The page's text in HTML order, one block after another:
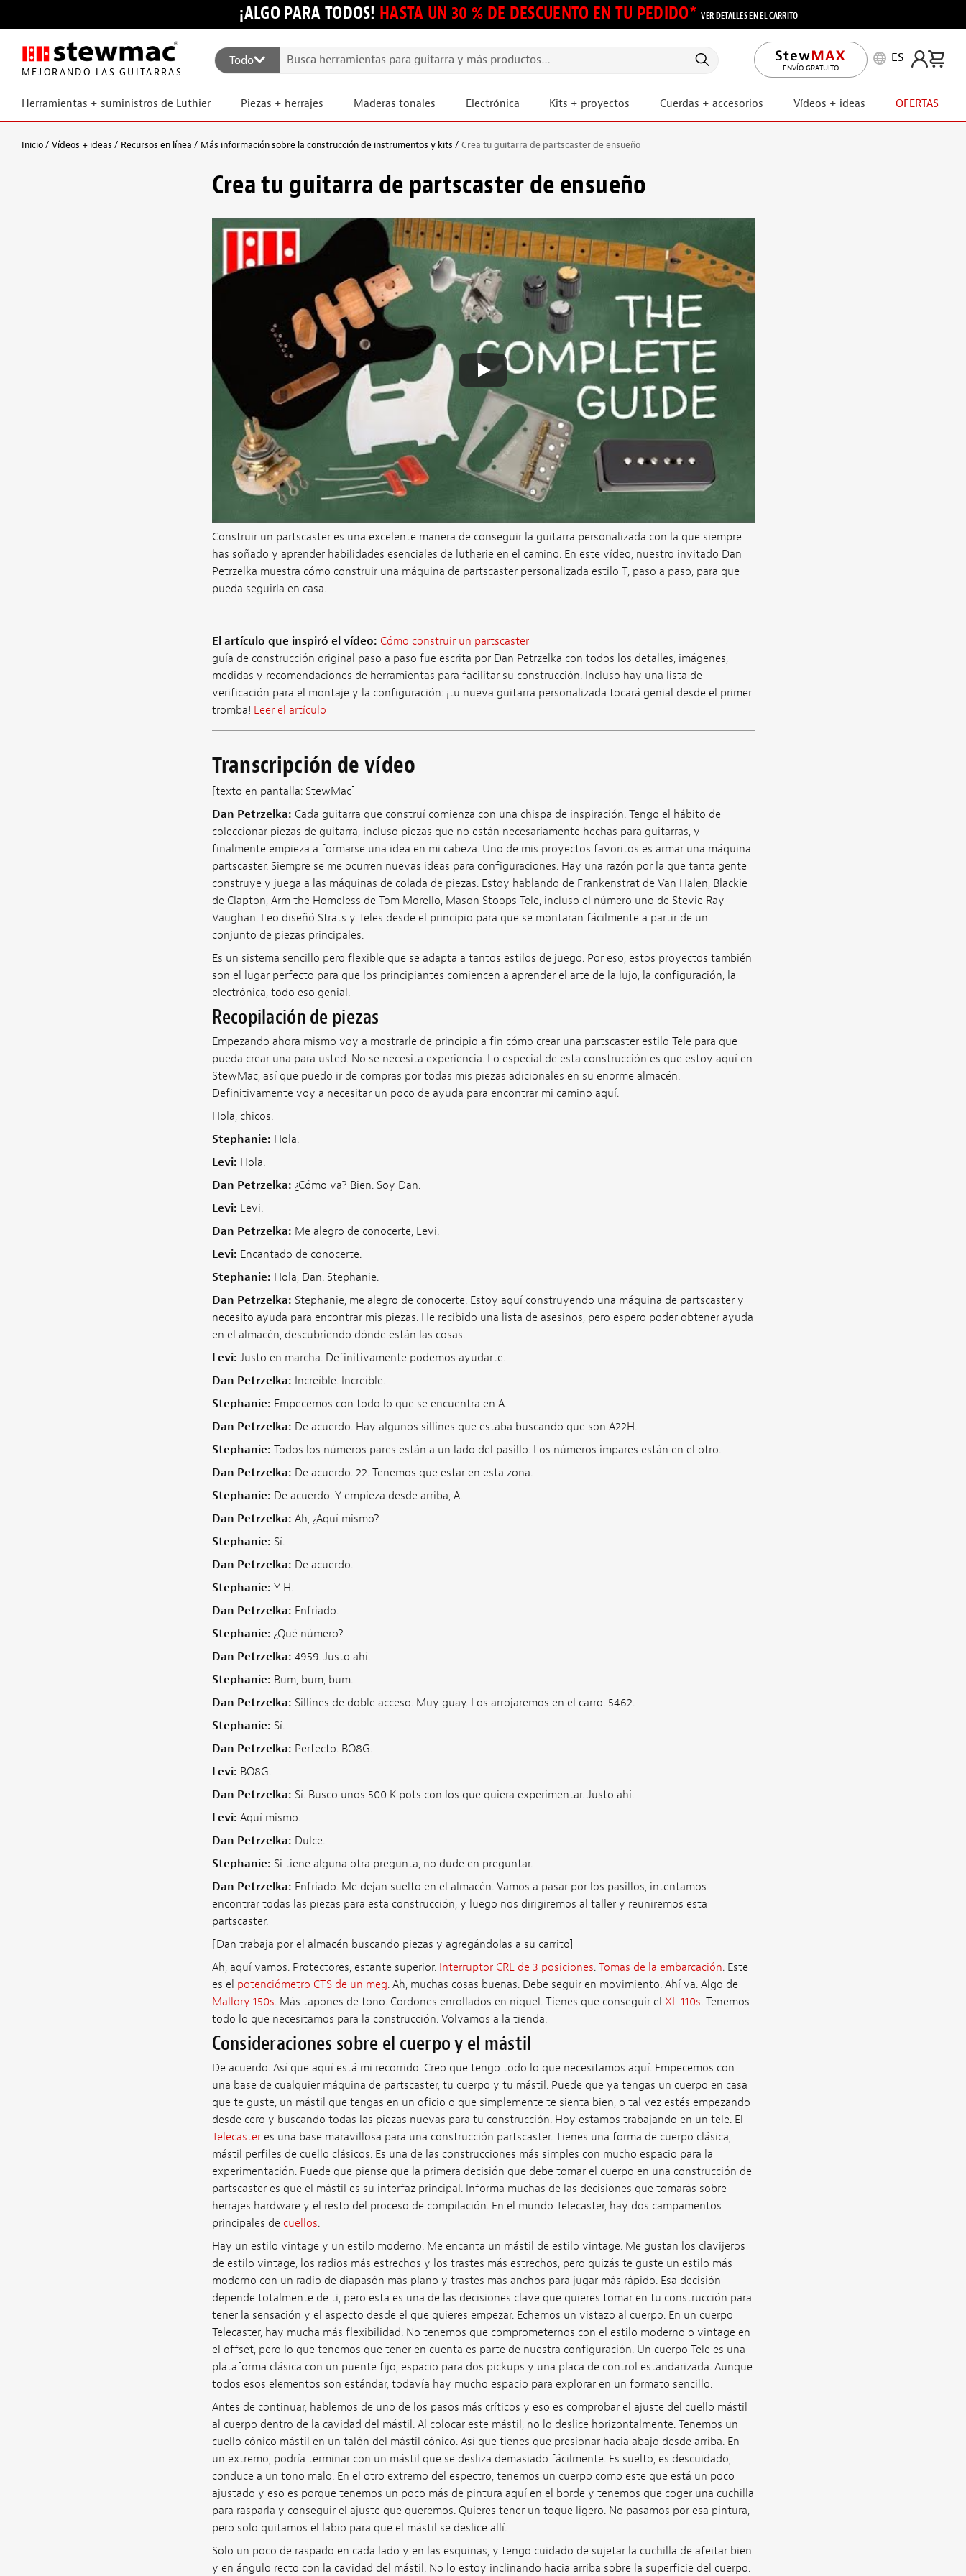
¡ALGO PARA TODOS! HASTA UN 30 % DE DESCUENTO EN TU PEDIDO*VER DETALLES EN EL CARRITO
MEJORANDO LAS GUITARRAS
Todo
ENVÍO GRATUITO
ES
Herramientas + suministros de Luthier Piezas + herrajes Maderas tonales Electrónica Kits + proyectos Cuerdas + accesorios Vídeos + ideas OFERTAS
Inicio Vídeos + ideas Recursos en línea Más información sobre la construcción de instrumentos y kits Crea tu guitarra de partscaster de ensueño
Crea tu guitarra de partscaster de ensueño
Construir un partscaster es una excelente manera de conseguir la guitarra personalizada con la que siempre
has soñado y aprender habilidades esenciales de lutherie en el camino. En este vídeo, nuestro invitado Dan
Petrzelka muestra cómo construir una máquina de partscaster personalizada estilo T, paso a paso, para que
pueda seguirla en casa.
El artículo que inspiró el vídeo: Cómo construir un partscaster
guía de construcción original paso a paso fue escrita por Dan Petrzelka con todos los detalles, imágenes,
medidas y recomendaciones de herramientas para facilitar su construcción. Incluso hay una lista de
verificación para el montaje y la configuración: ¡tu nueva guitarra personalizada tocará genial desde el primer
tromba! Leer el artículo
Transcripción de vídeo
[texto en pantalla: StewMac]
Dan Petrzelka: Cada guitarra que construí comienza con una chispa de inspiración. Tengo el hábito de
coleccionar piezas de guitarra, incluso piezas que no están necesariamente hechas para guitarras, y
finalmente empieza a formarse una idea en mi cabeza. Uno de mis proyectos favoritos es armar una máquina
partscaster. Siempre se me ocurren nuevas ideas para configuraciones. Hay una razón por la que tanta gente
construye y juega a las máquinas de colada de piezas. Estoy hablando de Frankenstrat de Van Halen, Blackie
de Clapton, Arm the Homeless de Tom Morello, Mason Stoops Tele, incluso el número uno de Stevie Ray
Vaughan. Leo diseñó Strats y Teles desde el principio para que se montaran fácilmente a partir de un
conjunto de piezas principales.
Es un sistema sencillo pero flexible que se adapta a tantos estilos de juego. Por eso, estos proyectos también
son el lugar perfecto para que los principiantes comiencen a aprender el arte de la lujo, la configuración, la
electrónica, todo eso genial.
Recopilación de piezas
Empezando ahora mismo voy a mostrarle de principio a fin cómo crear una partscaster estilo Tele para que
pueda crear una para usted. No se necesita experiencia. Lo especial de esta construcción es que estoy aquí en
StewMac, así que puedo ir de compras por todas mis piezas adicionales en su enorme almacén.
Definitivamente voy a necesitar un poco de ayuda para encontrar mi camino aquí.
Hola, chicos.
Stephanie: Hola.
Levi: Hola.
Dan Petrzelka: ¿Cómo va? Bien. Soy Dan.
Levi: Levi.
Dan Petrzelka: Me alegro de conocerte, Levi.
Levi: Encantado de conocerte.
Stephanie: Hola, Dan. Stephanie.
Dan Petrzelka: Stephanie, me alegro de conocerte. Estoy aquí construyendo una máquina de partscaster y
necesito ayuda para encontrar mis piezas. He recibido una lista de asesinos, pero espero poder obtener ayuda
en el almacén, descubriendo dónde están las cosas.
Levi: Justo en marcha. Definitivamente podemos ayudarte.
Dan Petrzelka: Increíble. Increíble.
Stephanie: Empecemos con todo lo que se encuentra en A.
Dan Petrzelka: De acuerdo. Hay algunos sillines que estaba buscando que son A22H.
Stephanie: Todos los números pares están a un lado del pasillo. Los números impares están en el otro.
Dan Petrzelka: De acuerdo. 22. Tenemos que estar en esta zona.
Stephanie: De acuerdo. Y empieza desde arriba, A.
Dan Petrzelka: Ah, ¿Aquí mismo?
Stephanie: Sí.
Dan Petrzelka: De acuerdo.
Stephanie: Y H.
Dan Petrzelka: Enfriado.
Stephanie: ¿Qué número?
Dan Petrzelka: 4959. Justo ahí.
Stephanie: Bum, bum, bum.
Dan Petrzelka: Sillines de doble acceso. Muy guay. Los arrojaremos en el carro. 5462.
Stephanie: Sí.
Dan Petrzelka: Perfecto. BO8G.
Levi: BO8G.
Dan Petrzelka: Sí. Busco unos 500 K pots con los que quiera experimentar. Justo ahí.
Levi: Aquí mismo.
Dan Petrzelka: Dulce.
Stephanie: Si tiene alguna otra pregunta, no dude en preguntar.
Dan Petrzelka: Enfriado. Me dejan suelto en el almacén. Vamos a pasar por los pasillos, intentamos
encontrar todas las piezas para esta construcción, y luego nos dirigiremos al taller y reuniremos esta
partscaster.
[Dan trabaja por el almacén buscando piezas y agregándolas a su carrito]
Ah, aquí vamos. Protectores, estante superior. Interruptor CRL de 3 posiciones. Tomas de la embarcación. Este
es el potenciómetro CTS de un meg. Ah, muchas cosas buenas. Debe seguir en movimiento. Ahí va. Algo de
Mallory 150s. Más tapones de tono. Cordones enrollados en níquel. Tienes que conseguir el XL 110s. Tenemos
todo lo que necesitamos para la construcción. Volvamos a la tienda.
Consideraciones sobre el cuerpo y el mástil
De acuerdo. Así que aquí está mi recorrido. Creo que tengo todo lo que necesitamos aquí. Empecemos con
una base de cualquier máquina de partscaster, tu cuerpo y tu mástil. Puede que ya tengas un cuerpo en casa
que te guste, un mástil que tengas en un oficio o que simplemente te sienta bien, o tal vez estés empezando
desde cero y buscando todas las piezas nuevas para tu construcción. Hoy estamos trabajando en un tele. El
Telecasteres una base maravillosa para una construcción partscaster. Tienes una forma de cuerpo clásica,
mástil perfiles de cuello clásicos. Es una de las construcciones más simples con mucho espacio para la
experimentación. Puede que piense que la primera decisión que debe tomar el cuerpo en una construcción de
partscaster es que el mástil es su interfaz principal. Informa muchas de las decisiones que tomarás sobre
herrajes hardware y el resto del proceso de compilación. En el mundo Telecaster, hay dos campamentos
principales de cuellos.
Hay un estilo vintage y un estilo moderno. Me encanta un mástil de estilo vintage. Me gustan los clavijeros
de estilo vintage, los radios más estrechos y los trastes más estrechos, pero quizás te guste un estilo más
moderno con un radio de diapasón más plano y trastes más anchos para jugar más rápido. Esa decisión
depende totalmente de ti, pero esta es una de las decisiones clave que quieres tomar en tu construcción para
tener la sensación y el aspecto desde el que quieres empezar. Echemos un vistazo al cuerpo. En un cuerpo
Telecaster, hay mucha más flexibilidad. No tenemos que comprometernos con el estilo moderno o vintage en
el offset, pero lo que tenemos que tener en cuenta es parte de nuestra configuración. Un cuerpo Tele es una
plataforma clásica con un puente fijo, espacio para dos pickups y una placa de control estandarizada. Aunque
todos esos elementos son estándar, todavía hay mucho espacio para explorar en un formato sencillo.
Antes de continuar, hablemos de uno de los pasos más críticos y eso es comprobar el ajuste del cuello mástil
al cuerpo dentro de la cavidad del mástil. Al colocar este mástil, no lo deslice horizontalmente. Tenemos un
cuello cónico mástil en un talón del mástil cónico. Así que tienes que presionar hacia abajo desde arriba. En
un extremo, podría terminar con un mástil que se desliza demasiado fácilmente. Es suelto, es descuidado,
conduce a un tono malo. En el otro extremo del espectro, tenemos un cuerpo como este que está un poco
ajustado y eso es porque tenemos un poco más de pintura aquí en el borde y tenemos que coger una cuchilla
para rasparla y conseguir el ajuste que queremos. Quieres tener un toque ligero. No pasamos por esa pintura,
pero solo quitamos el labio para que el mástil se deslice allí.
Solo un poco de raspado en cada lado y en las esquinas, y tengo cuidado de sujetar la cuchilla de afeitar bien
y en ángulo recto con la cavidad del mástil. No lo estoy inclinando hacia arriba sobre la superficie del cuerpo.